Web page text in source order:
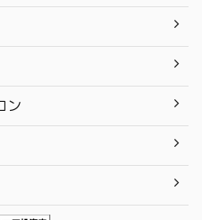
ン